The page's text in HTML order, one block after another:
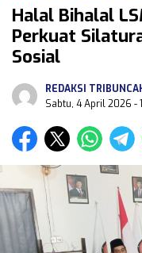
Halal Bihalal
Perkuat
Sosial
REDAKSI
Sabtu, 4 April 2026 -